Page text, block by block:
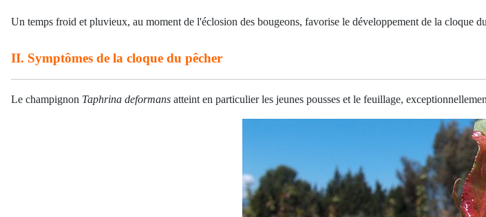
Un temps froid et pluvieux, au moment de l'éclosion des bougeons, favorise le développement de la cloque
II. Symptômes de la cloque du pêcher
Le champignon Taphrina deformans atteint en particulier les jeunes pousses et le feuillage,